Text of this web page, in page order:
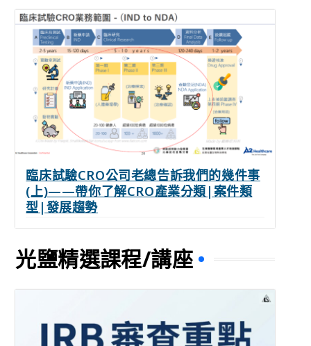
臨床試驗CRO公司老總告訴我們的幾件事
(上)——帶你了解CRO產業分類|案件類
型|發展趨勢
光鹽精選課程/講座